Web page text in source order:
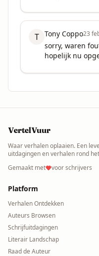
T Tony Coppo23
sorry, waren
hopelijk nu
VertelVuur
Waar verhalen oplaaien. Een
uitdagingen en verhalen rond
Gemaakt met
voor schrijvers
Platform
Verhalen Ontdekken
Auteurs Browsen
Schrijfuitdagingen
Literair Landschap
Raad de Auteur